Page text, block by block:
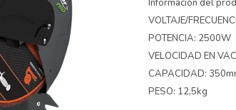
Información del
VOLTAJE/
POTENCIA: 2500W
VELOCIDAD EN
CAPACIDAD:
PESO: 12,5kg